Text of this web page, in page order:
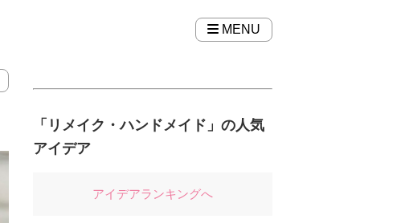
MENU
「リメイク・ハンドメイド」の人気
アイデア
アイデアランキングへ